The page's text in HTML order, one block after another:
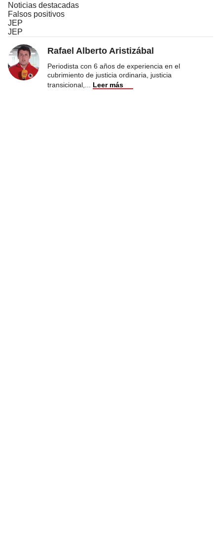
Noticias destacadas
Falsos positivos
JEP
JEP
Rafael Alberto Aristizábal
Periodista con 6 años de experiencia en el
cubrimiento de justicia ordinaria, justicia
transicional,
Leer más